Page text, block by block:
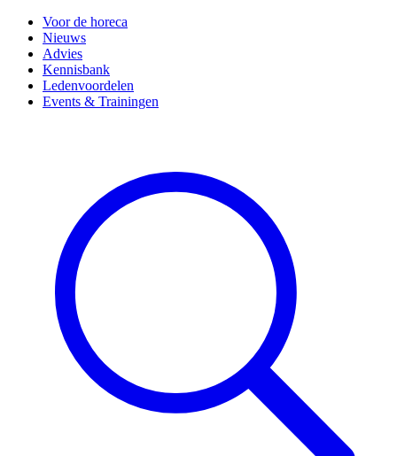
Voor de horeca
Nieuws
Advies
Kennisbank
Ledenvoordelen
Events & Trainingen